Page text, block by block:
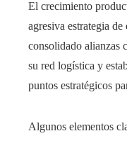
El crecimiento
agresiva estrategia
consolidado alianzas
su red logística y
puntos estratégicos
Algunos elementos